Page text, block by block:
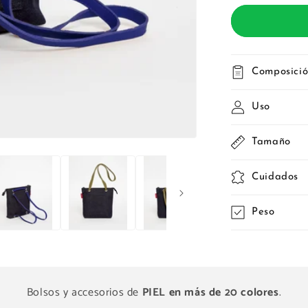
Uso
Tamaño
Cuidados
Peso
Bolsos y accesorios de PIEL en más de 20 colores.